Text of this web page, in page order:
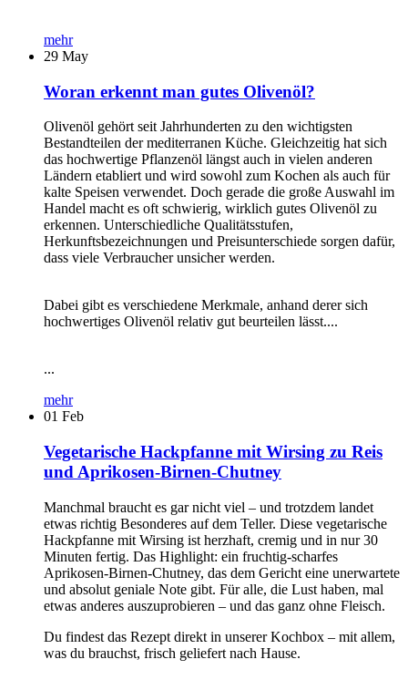
mehr
29 May
Woran erkennt man gutes Olivenöl?
Olivenöl gehört seit Jahrhunderten zu den wichtigsten
Bestandteilen der mediterranen Küche. Gleichzeitig hat sich
das hochwertige Pflanzenöl längst auch in vielen anderen
Ländern etabliert und wird sowohl zum Kochen als auch für
kalte Speisen verwendet. Doch gerade die große Auswahl im
Handel macht es oft schwierig, wirklich gutes Olivenöl zu
erkennen. Unterschiedliche Qualitätsstufen,
Herkunftsbezeichnungen und Preisunterschiede sorgen dafür,
dass viele Verbraucher unsicher werden.
Dabei gibt es verschiedene Merkmale, anhand derer sich
hochwertiges Olivenöl relativ gut beurteilen lässt....
...
mehr
01 Feb
Vegetarische Hackpfanne mit Wirsing zu Reis
und Aprikosen-Birnen-Chutney
Manchmal braucht es gar nicht viel – und trotzdem landet
etwas richtig Besonderes auf dem Teller. Diese vegetarische
Hackpfanne mit Wirsing ist herzhaft, cremig und in nur 30
Minuten fertig. Das Highlight: ein fruchtig-scharfes
Aprikosen-Birnen-Chutney, das dem Gericht eine unerwartete
und absolut geniale Note gibt. Für alle, die Lust haben, mal
etwas anderes auszuprobieren – und das ganz ohne Fleisch.
Du findest das Rezept direkt in unserer Kochbox – mit allem,
was du brauchst, frisch geliefert nach Hause.